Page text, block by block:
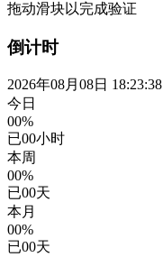
拖动滑块以完成验证
倒计时
2026年08月08日 18:23:40
今日
00%
已00小时
本周
00%
已00天
本月
00%
已00天